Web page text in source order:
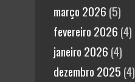
março 2026 (5)
fevereiro 2026 (4)
janeiro 2026 (4)
dezembro 2025 (4)